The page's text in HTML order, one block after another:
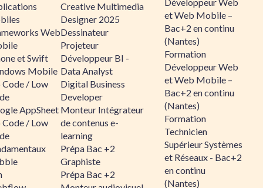
Web
et Swift
Mobile
/ Low
AppSheet
/ Low
Creative Multimedia
Designer 2025
Dessinateur
Projeteur
Développeur BI -
Data Analyst
Digital Business
Developer
Monteur Intégrateur
de contenus e-
learning
Prépa Bac +2
Graphiste
Prépa Bac +2
et Web Mobile –
Bac+2 en continu
(Nantes)
Formation
Développeur Web
et Web Mobile –
Bac+2 en continu
(Nantes)
Formation
Technicien
Supérieur Systèmes
et Réseaux - Bac+2
en continu
(Nantes)